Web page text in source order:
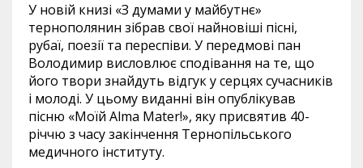
У новій книзі «З думами у майбутнє»
тернополянин зібрав свої найновіші пісні,
рубаї, поезії та переспіви. У передмові пан
Володимир висловлює сподівання на те, що
його твори знайдуть відгук у серцях сучасників
і молоді. У цьому виданні він опублікував
пісню «Моїй Alma Mater!», яку присвятив 40-
річчю з часу закінчення Тернопільського
медичного інституту.